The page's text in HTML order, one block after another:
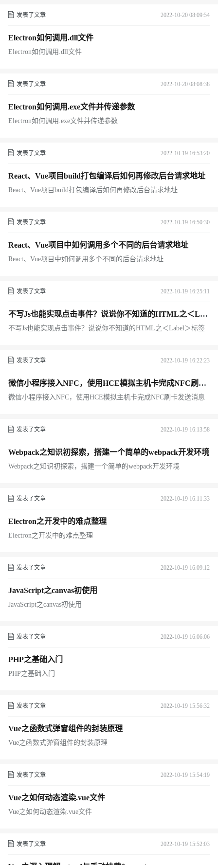
发表了文章 2022-10-20 08:09:54
Electron如何调用.dll文件
Electron如何调用.dll文件
发表了文章 2022-10-20 08:08:38
Electron如何调用.exe文件并传递参数
Electron如何调用.exe文件并传递参数
发表了文章 2022-10-19 16:53:20
React、Vue项目build打包编译后如何再修改后台请求地址
React、Vue项目build打包编译后如何再修改后台请求地址
发表了文章 2022-10-19 16:50:30
React、Vue项目中如何调用多个不同的后台请求地址
React、Vue项目中如何调用多个不同的后台请求地址
发表了文章 2022-10-19 16:25:11
不写Js也能实现点击事件？说说你不知道的HTML之＜Lab
el＞标签
不写Js也能实现点击事件？说说你不知道的HTML之＜Label＞标签
发表了文章 2022-10-19 16:22:23
微信小程序接入NFC，使用HCE模拟主机卡完成NFC刷卡
发送消息
微信小程序接入NFC，使用HCE模拟主机卡完成NFC刷卡发送消息
发表了文章 2022-10-19 16:13:58
Webpack之知识初探索，搭建一个简单的webpack开发环境
Webpack之知识初探索，搭建一个简单的webpack开发环境
发表了文章 2022-10-19 16:11:33
Electron之开发中的难点整理
Electron之开发中的难点整理
发表了文章 2022-10-19 16:09:12
JavaScript之canvas初使用
JavaScript之canvas初使用
发表了文章 2022-10-19 16:06:06
PHP之基础入门
PHP之基础入门
发表了文章 2022-10-19 15:56:32
Vue之函数式弹窗组件的封装原理
Vue之函数式弹窗组件的封装原理
发表了文章 2022-10-19 15:54:19
Vue之如何动态渲染.vue文件
Vue之如何动态渲染.vue文件
发表了文章 2022-10-19 15:52:03